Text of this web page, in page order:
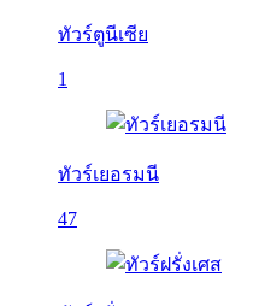
ทัวร์ตูนีเซีย
1
ทัวร์เยอรมนี
47